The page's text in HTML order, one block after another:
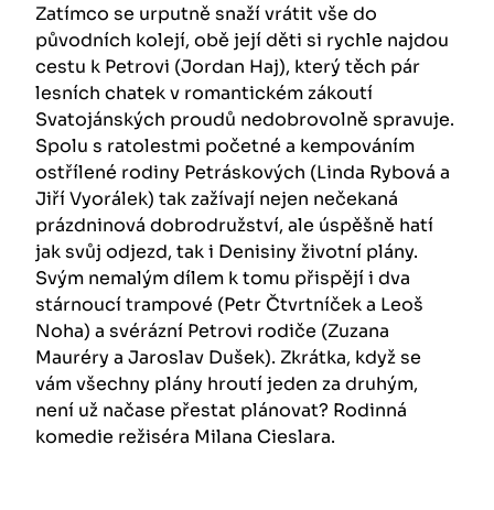
Zatímco se urputně snaží vrátit vše do
původních kolejí, obě její děti si rychle najdou
cestu k Petrovi (Jordan Haj), který těch pár
lesních chatek v romantickém zákoutí
Svatojánských proudů nedobrovolně spravuje.
Spolu s ratolestmi početné a kempováním
ostřílené rodiny Petráskových (Linda Rybová a
Jiří Vyorálek) tak zažívají nejen nečekaná
prázdninová dobrodružství, ale úspěšně hatí
jak svůj odjezd, tak i Denisiny životní plány.
Svým nemalým dílem k tomu přispějí i dva
stárnoucí trampové (Petr Čtvrtníček a Leoš
Noha) a svérázní Petrovi rodiče (Zuzana
Mauréry a Jaroslav Dušek). Zkrátka, když se
vám všechny plány hroutí jeden za druhým,
není už načase přestat plánovat? Rodinná
komedie režiséra Milana Cieslara.